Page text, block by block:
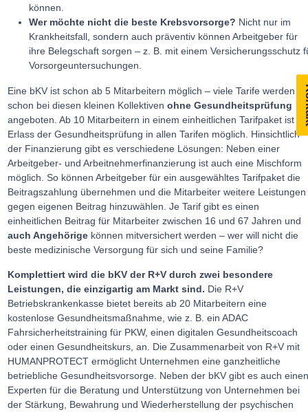
können.
Wer möchte nicht die beste Krebsvorsorge? Nicht nur im
Krankheitsfall, sondern auch präventiv können Arbeitgeber für
ihre Belegschaft sorgen – z. B. mit einem Versicherungsschutz
Vorsorgeuntersuchungen.
Eine bKV ist schon ab 5 Mitarbeitern möglich – viele Tarife werden
schon bei diesen kleinen Kollektivenohne Gesundheitsprüfung
angeboten. Ab 10 Mitarbeitern in einem einheitlichen Tarifpaket ist
Erlass der Gesundheitsprüfung in allen Tarifen möglich. Hinsichtlich
der Finanzierung gibt es verschiedene Lösungen: Neben einer
Arbeitgeber- und Arbeitnehmerfinanzierung ist auch eine Mischform
möglich. So können Arbeitgeber für ein ausgewähltes Tarifpaket die
Beitragszahlung übernehmen und die Mitarbeiter weitere Leistungen
gegen eigenen Beitrag hinzuwählen. Je Tarif gibt es einen
einheitlichen Beitrag für Mitarbeiter zwischen 16 und 67 Jahren und
auch Angehörige können mitversichert werden – wer will nicht die
beste medizinische Versorgung für sich und seine Familie?
Komplettiert wird die bKV der R+V durch zwei besondere
Leistungen, die einzigartig am Markt sind. Die R+V
Betriebskrankenkasse bietet bereits ab 20 Mitarbeitern eine
kostenlose Gesundheitsmaßnahme, wie z. B. ein ADAC
Fahrsicherheitstraining für PKW, einen digitalen Gesundheitscoach
oder einen Gesundheitskurs, an. Die Zusammenarbeit von R+V mit
HUMANPROTECT ermöglicht Unternehmen eine ganzheitliche
betriebliche Gesundheitsvorsorge. Neben der bKV gibt es auch
Experten für die Beratung und Unterstützung von Unternehmen bei
der Stärkung, Bewahrung und Wiederherstellung der psychischen